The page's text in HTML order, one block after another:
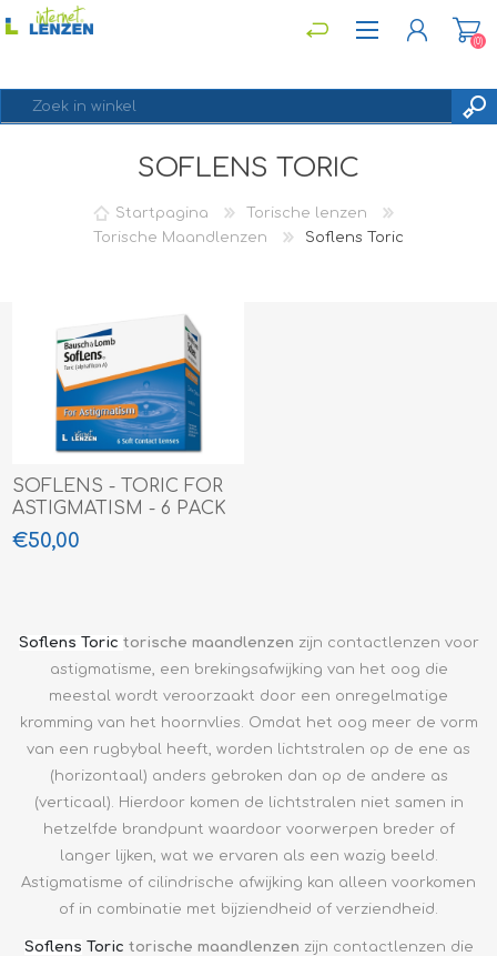
REGISTREREN
INLOGGEN
(0)
SOFLENS TORIC
Startpagina
Torische lenzen
Torische Maandlenzen
Soflens Toric
SOFLENS - TORIC FOR
ASTIGMATISM - 6 PACK
€50,00
Soflens Toric torische maandlenzen zijn contactlenzen voor
astigmatisme, een brekingsafwijking van het oog die
meestal wordt veroorzaakt door een onregelmatige
kromming van het hoornvlies. Omdat het oog meer de vorm
van een rugbybal heeft, worden lichtstralen op de ene as
(horizontaal) anders gebroken dan op de andere as
(verticaal). Hierdoor komen de lichtstralen niet samen in
hetzelfde brandpunt waardoor voorwerpen breder of
langer lijken, wat we ervaren als een wazig beeld.
Astigmatisme of cilindrische afwijking kan alleen voorkomen
of in combinatie met bijziendheid of verziendheid.
Soflens Toric torische maandlenzen zijn contactlenzen die